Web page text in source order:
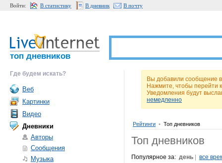
Войти: В статистику В дневник В почту
топ дневников
Вы добавили сообщение
Нажмите, чтобы перейти
Уведомления будут
немедленно
Рейтинги • Топ дневников
Топ дневников
Популярное за: день все
Где будем искать?
Веб
Картинки
Видео
Дневники
Авторы
Сообщения
Музыка